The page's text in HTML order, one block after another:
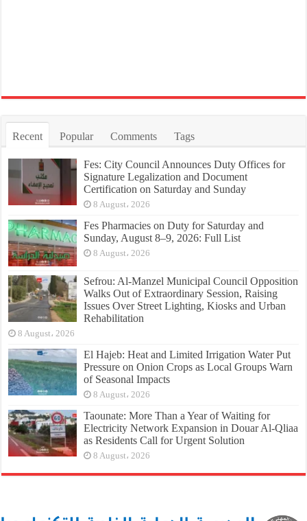
Recent Popular Comments Tags
Fes: City Council Announces Duty Offices for
Signature Legalization and Document
Certification on Saturday and Sunday
8 August، 2026
Fes Pharmacies on Duty for Saturday and
Sunday, August 8–9, 2026: Full List
8 August، 2026
Sefrou: Al-Manzel Municipal Council Opposition
Walks Out of Extraordinary Session, Raising
Issues Over Street Lighting, Kiosks and Urban
Rehabilitation
8 August، 2026
El Hajeb: Heat and Limited Irrigation Water Put
Pressure on Onion Crops as Local Groups Warn
of Seasonal Impacts
8 August، 2026
Taounate: More Than a Year of Waiting for
Electricity Network Expansion in Douar Al-Qliaa
as Residents Call for Urgent Solution
8 August، 2026